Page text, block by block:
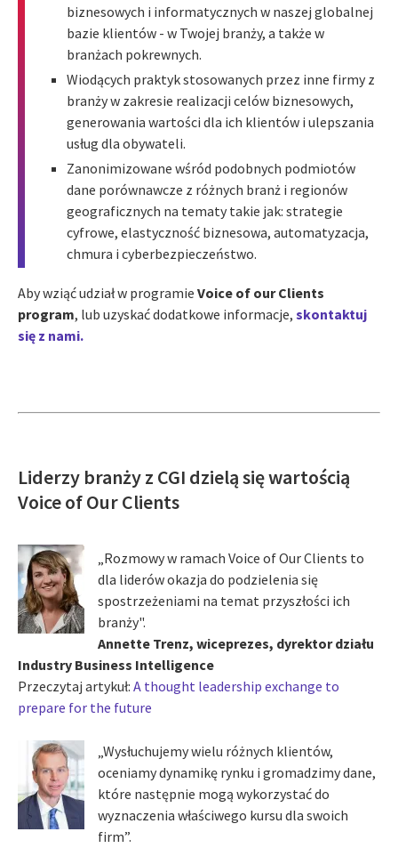
biznesowych i informatycznych w naszej globalnej
bazie klientów - w Twojej branży, a także w
branżach pokrewnych.
Wiodących praktyk stosowanych przez inne firmy z
branży w zakresie realizacji celów biznesowych,
generowania wartości dla ich klientów i ulepszania
usług dla obywateli.
Zanonimizowane wśród podobnych podmiotów
dane porównawcze z różnych branż i regionów
geograficznych na tematy takie jak: strategie
cyfrowe, elastyczność biznesowa, automatyzacja,
chmura i cyberbezpieczeństwo.
Aby wziąć udział w programie Voice of our Clients
program, lub uzyskać dodatkowe informacje, skontaktuj
się z nami.
Liderzy branży z CGI dzielą się wartością
Voice of Our Clients
„Rozmowy w ramach Voice of Our Clients to
dla liderów okazja do podzielenia się
spostrzeżeniami na temat przyszłości ich
branży".
Annette Trenz, wiceprezes, dyrektor działu
Industry Business Intelligence
Przeczytaj artykuł: A thought leadership exchange to
prepare for the future
„Wysłuchujemy wielu różnych klientów,
oceniamy dynamikę rynku i gromadzimy dane,
które następnie mogą wykorzystać do
wyznaczenia właściwego kursu dla swoich
firm”.